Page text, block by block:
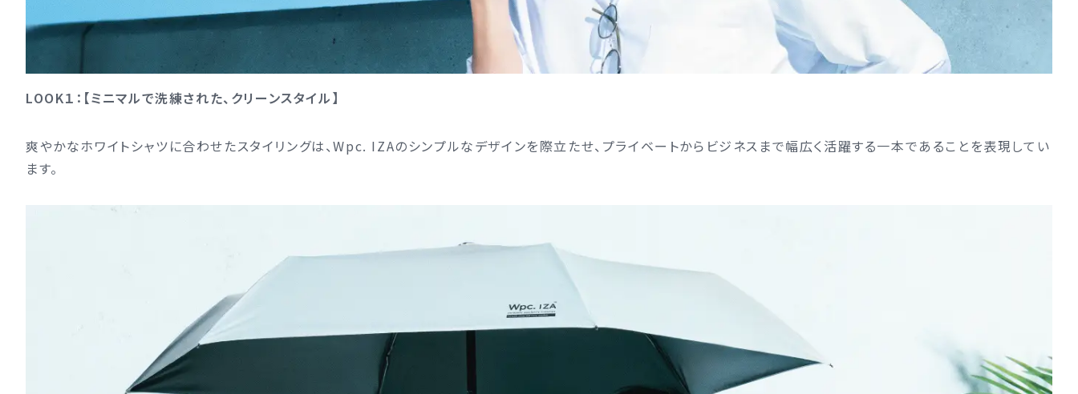
LOOK１：【ミニマルで洗練された、クリーンスタイル】
爽やかなホワイトシャツに合わせたスタイリングは、Wpc. IZAのシンプルなデザインを際立たせ、プライベートからビジネスまで幅広く活躍する一本であることを表現してい
ます。